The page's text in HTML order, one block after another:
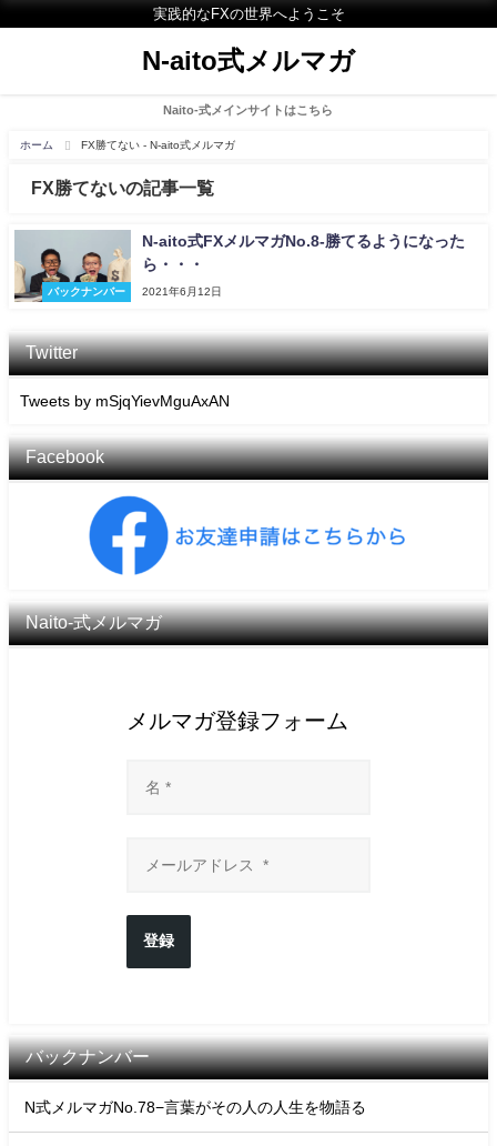
実践的なFXの世界へようこそ
N-aito式メルマガ
Naito-式メインサイトはこちら
ホーム FX勝てない - N-aito式メルマガ
FX勝てないの記事一覧
バックナンバー
N-aito式FXメルマガNo.8-勝てるようになった
ら・・・
2021年6月12日
Twitter
Tweets by mSjqYievMguAxAN
Facebook
Naito-式メルマガ
メルマガ登録フォーム
登録
バックナンバー
N式メルマガNo.78−言葉がその人の人生を物語る